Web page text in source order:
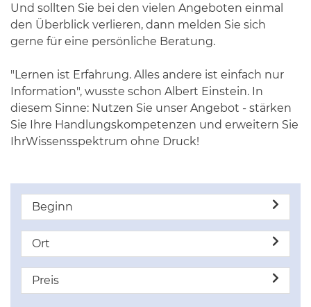
Und sollten Sie bei den vielen Angeboten einmal
den Überblick verlieren, dann melden Sie sich
gerne für eine persönliche Beratung.
"Lernen ist Erfahrung. Alles andere ist einfach nur
Information", wusste schon Albert Einstein. In
diesem Sinne: Nutzen Sie unser Angebot - stärken
Sie Ihre Handlungskompetenzen und erweitern Sie
IhrWissensspektrum ohne Druck!
Beginn
Ort
Preis